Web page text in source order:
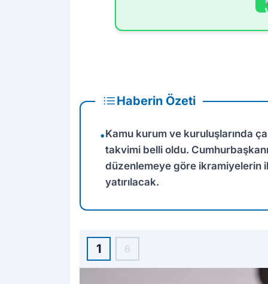
Haberin Özeti
•Kamu kurum ve kuruluşlarında
takvimi belli oldu.
düzenlemeye göre ikramiyelerin
yatırılacak.
1 6